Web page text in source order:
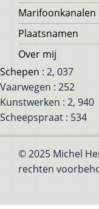
Marifoonkanalen
Plaatsnamen
Over mij
Schepen : 2, 037
Vaarwegen : 252
Kunstwerken : 2, 940
Scheepspraat : 534
© 2025 Michel
rechten